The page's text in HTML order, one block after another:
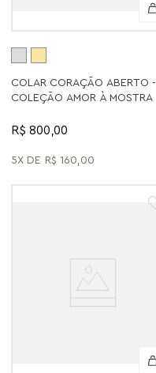
COLAR CORAÇÃO ABERTO -
COLEÇÃO AMOR À MOSTRA
R$ 800,00
5 R$ 160,00